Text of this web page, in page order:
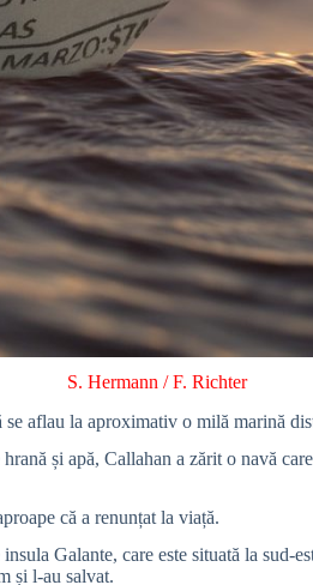
S. Hermann / F. Richter
aflau la aproximativ o milă marină
și apă, Callahan a zărit o navă
că a renunțat la viață.
Galante, care este situată la sud-
și l-au salvat.